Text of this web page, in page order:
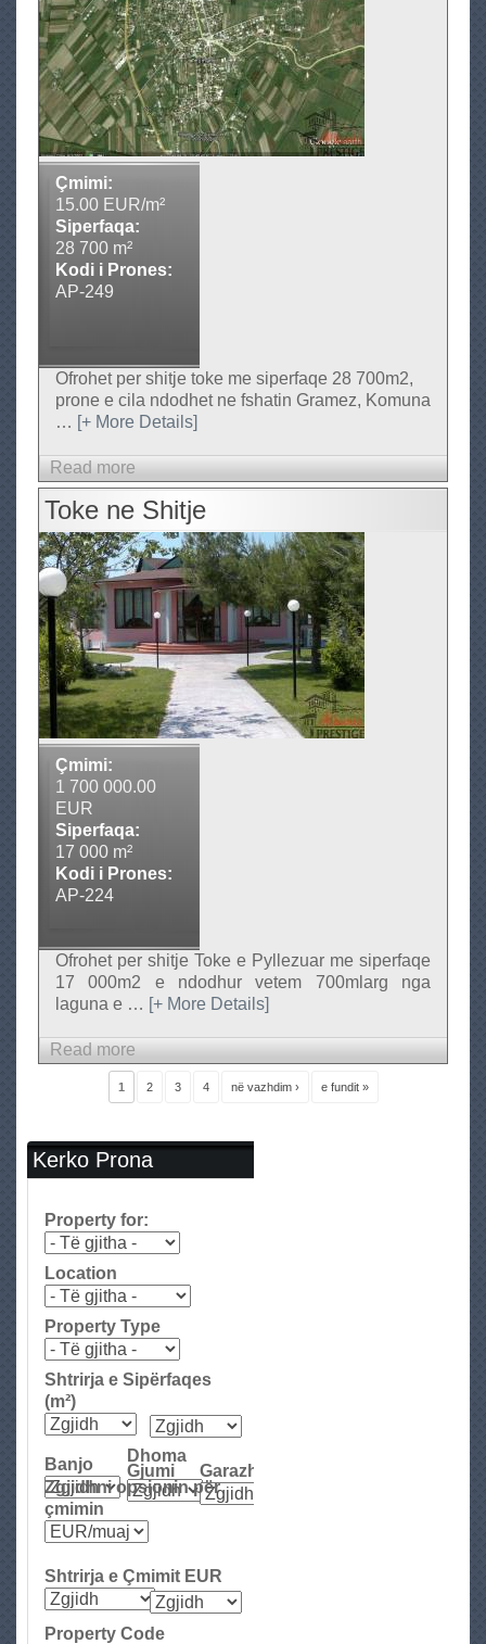
T
o
k
e
n
e
h
i
j
Çmimi:
15.00 EUR/m²
Siperfaqa:
28 700 m²
Kodi i Prones:
AP-249
Ofrohet per shitje toke me siperfaqe 28 700m2,
prone e cila ndodhet ne fshatin Gramez, Komuna
… [+ More Details]
Read more
b
o
u
t
T
o
k
e
n
e
h
t
e
Toke ne Shitje
Çmimi:
1 700 000.00
EUR
Siperfaqa:
17 000 m²
Kodi i Prones:
AP-224
Ofrohet per shitje Toke e Pyllezuar me siperfaqe
17 000m2 e ndodhur vetem 700mlarg nga
laguna e … [+ More Details]
Read more
t
T
k
e
n
e
S
h
i
t
j
e
e
t
1 2 3 4 në vazhdim › e fundit »
Kerko Prona
Property for:
Location
Property Type
Shtrirja e Sipërfaqes
(m²)
Banjo
Dhoma
Gjumi
Garazh
Shtrirja e Çmimit EUR
Property Code
Zgjidhni opsionin për
çmimin